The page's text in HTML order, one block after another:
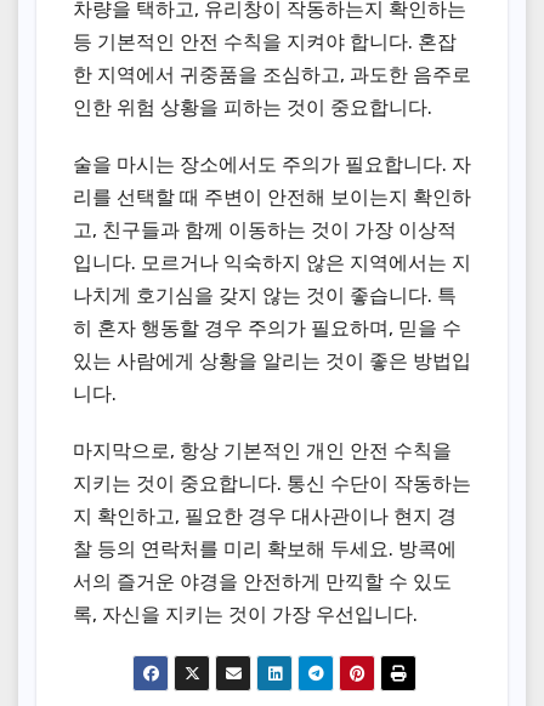
차량을 택하고, 유리창이 작동하는지 확인하는
등 기본적인 안전 수칙을 지켜야 합니다. 혼잡
한 지역에서 귀중품을 조심하고, 과도한 음주로
인한 위험 상황을 피하는 것이 중요합니다.
술을 마시는 장소에서도 주의가 필요합니다. 자
리를 선택할 때 주변이 안전해 보이는지 확인하
고, 친구들과 함께 이동하는 것이 가장 이상적
입니다. 모르거나 익숙하지 않은 지역에서는 지
나치게 호기심을 갖지 않는 것이 좋습니다. 특
히 혼자 행동할 경우 주의가 필요하며, 믿을 수
있는 사람에게 상황을 알리는 것이 좋은 방법입
니다.
마지막으로, 항상 기본적인 개인 안전 수칙을
지키는 것이 중요합니다. 통신 수단이 작동하는
지 확인하고, 필요한 경우 대사관이나 현지 경
찰 등의 연락처를 미리 확보해 두세요. 방콕에
서의 즐거운 야경을 안전하게 만끽할 수 있도
록, 자신을 지키는 것이 가장 우선입니다.